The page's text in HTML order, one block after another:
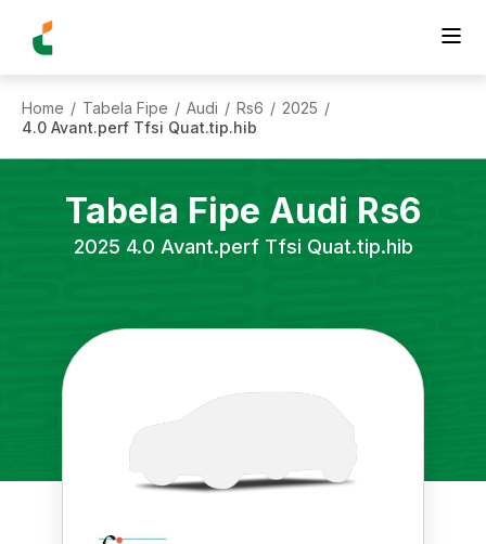
Home / Tabela Fipe / Audi / Rs6 / 2025 /
4.0 Avant.perf Tfsi Quat.tip.hib
Tabela Fipe Audi Rs6
2025 4.0 Avant.perf Tfsi Quat.tip.hib